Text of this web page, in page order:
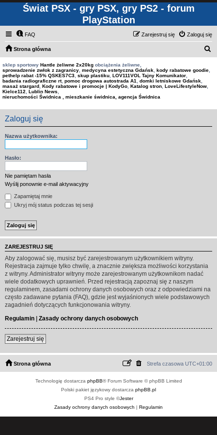
Świat PSX - gry PSX, gry PS2 - forum
PlayStation
FAQ Zaloguj się
Zarejestruj się
Strona główna
sklep sportowy Hantle żeliwne 2x20kg obciążenia żeliwne,
sprowadzenie zwłok z zagranicy medycyna estetyczna Gdańsk kody rabatowe goodie
pethelp rabat -15% QSKES7C3 skup plastiku LOV111VOL Tajny Komunikator
badania radiograficzne rt, pomoc drogowa autostrada A1 domki letniskowe Gdańsk
masaż stargard Kody rabatowe i promocje | KodyGo Katalog stron LoveLifestyleNow
Kielce112
Lublin News
nieruchomości Świdnica , mieszkanie świdnica, agencja Świdnica
Zaloguj się
Nazwa użytkownika:
Hasło:
Nie pamiętam hasła
Wyślij ponownie e-mail aktywacyjny
Zapamiętaj mnie
Ukryj mój status podczas tej sesji
ZAREJESTRUJ SIĘ
Aby zalogować się, musisz być zarejestrowanym użytkownikiem witryny.
Rejestracja zajmuje tylko chwilę, a znacznie zwiększa możliwości korzystania
z witryny. Administrator witryny może zarejestrowanym użytkownikom nadać
wiele dodatkowych uprawnień. Przed rejestracją zapoznaj się z naszym
regulaminem, zasadami ochrony danych osobowych oraz z odpowiedziami na
często zadawane pytania (FAQ), gdzie jest wyjaśnionych wiele podstawowych
zagadnień dotyczących funkcjonowania witryny.
Regulamin | Zasady ochrony danych osobowych
Zarejestruj się
Strona główna Strefa czasowa UTC+01:00
Technologię dostarcza phpBB® Forum Software © phpBB Limited
Polski pakiet językowy dostarcza phpBB.pl
PS4 Pro style ©Jester
Zasady ochrony danych osobowych | Regulamin